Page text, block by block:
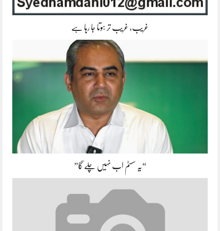
غریب، غریب تر ہوتا جا رہا ہے
“یہ سسٹم اب نہیں چلے گا”